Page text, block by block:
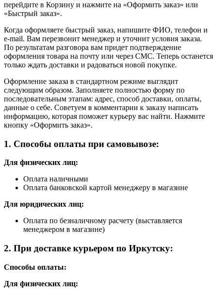
перейдите в Корзину и нажмите на «Оформить заказ» или
«Быстрый заказ».
Когда оформляете быстрый заказ, напишите ФИО, телефон и
e-mail. Вам перезвонит менеджер и уточнит условия заказа.
По результатам разговора вам придет подтверждение
оформления товара на почту или через СМС. Теперь останется
только ждать доставки и радоваться новой покупке.
Оформление заказа в стандартном режиме выглядит
следующим образом. Заполняете полностью форму по
последовательным этапам: адрес, способ доставки, оплаты,
данные о себе. Советуем в комментарии к заказу написать
информацию, которая поможет курьеру вас найти. Нажмите
кнопку «Оформить заказ».
1. Способы оплаты при самовывозе:
Для физических лиц:
Оплата наличными
Оплата банковской картой менеджеру в магазине
Для юридических лиц:
Оплата по безналичному расчету (выставляется
менеджером в магазине)
2. При доставке курьером по Иркутску:
Способы оплаты:
Для физических лиц: